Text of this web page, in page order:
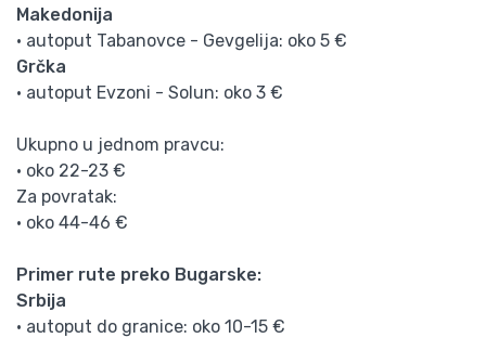
Makedonija
• autoput Tabanovce - Gevgelija: oko 5 €
Grčka
• autoput Evzoni - Solun: oko 3 €
Ukupno u jednom pravcu:
• oko 22-23 €
Za povratak:
• oko 44-46 €
Primer rute preko Bugarske:
Srbija
• autoput do granice: oko 10-15 €